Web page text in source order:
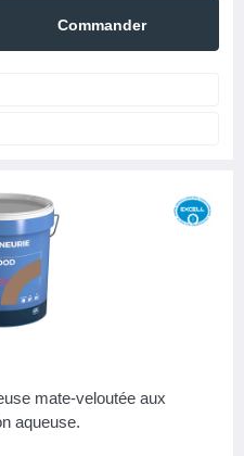
Commander
mate-veloutée aux
aqueuse.